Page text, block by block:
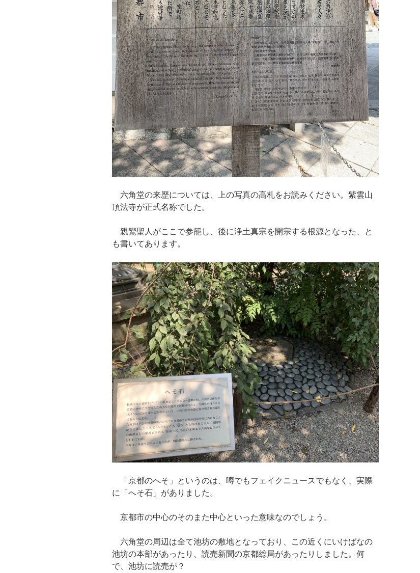
六角堂の来歴については、上の写真の高札をお読みください。紫雲山
頂法寺が正式名称でした。
親鸞聖人がここで参籠し、後に浄土真宗を開宗する根源となった、と
も書いてあります。
「京都のへそ」というのは、噂でもフェイクニュースでもなく、実際
に「へそ石」がありました。
京都市の中心のそのまた中心といった意味なのでしょう。
六角堂の周辺は全て池坊の敷地となっており、この近くにいけばなの
池坊の本部があったり、読売新聞の京都総局があったりしました。何
で、池坊に読売が？